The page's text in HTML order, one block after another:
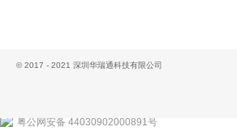
© 2017 - 2021 深圳华瑞通科技有限公司
粤公网安备 44030902000891号